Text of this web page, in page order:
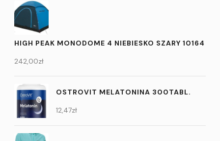
HIGH PEAK MONODOME 4 NIEBIESKO SZARY 10164
242,00zł
OSTROVIT MELATONINA 300TABL.
12,47zł